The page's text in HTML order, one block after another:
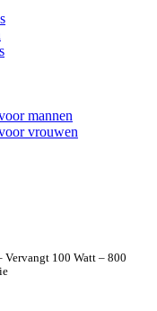
mannen
vrouwen
Vervangt 100 Watt – 800